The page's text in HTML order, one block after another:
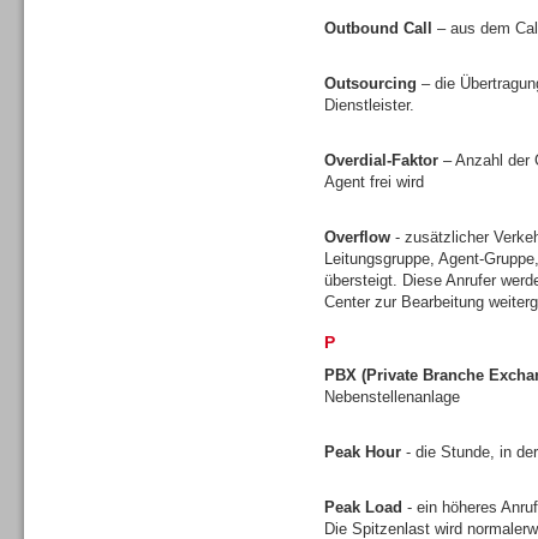
Outbound Call – aus dem
Outsourcing – die
Dienstleister.
Overdial-Faktor – Anzahl der
Agent frei wird
Overflow - zusätzlicher
Leitungsgruppe, Agent-
übersteigt. Diese Anrufer
Center zur Bearbeitung
P
PBX (Private Branche
Nebenstellenanlage
Peak Hour - die Stunde, in
Peak Load - ein höheres
Die Spitzenlast wird